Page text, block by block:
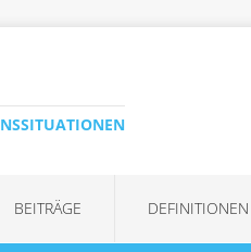
BEITRÄGE DEFINITIONEN